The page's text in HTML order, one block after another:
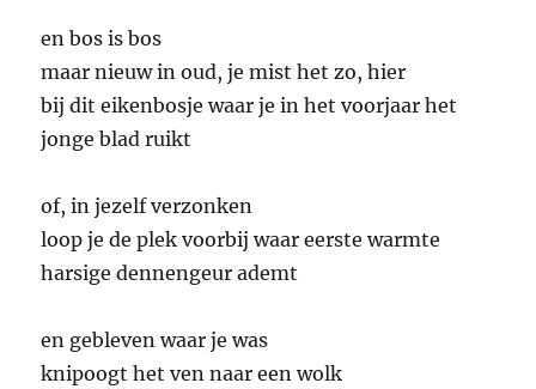
en bos is bos
maar nieuw in oud, je mist het zo, hier
bij dit eikenbosje waar je in het voorjaar het
jonge blad ruikt
of, in jezelf verzonken
loop je de plek voorbij waar eerste warmte
harsige dennengeur ademt
en gebleven waar je was
knipoogt het ven naar een wolk